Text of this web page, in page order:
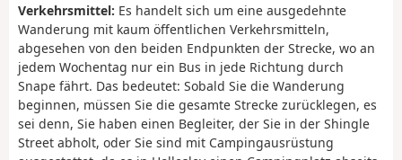
Verkehrsmittel: Es handelt sich um eine ausgedehnte
Wanderung mit kaum öffentlichen Verkehrsmitteln,
abgesehen von den beiden Endpunkten der Strecke, wo an
jedem Wochentag nur ein Bus in jede Richtung durch
Snape fährt. Das bedeutet: Sobald Sie die Wanderung
beginnen, müssen Sie die gesamte Strecke zurücklegen, es
sei denn, Sie haben einen Begleiter, der Sie in der Shingle
Street abholt, oder Sie sind mit Campingausrüstung